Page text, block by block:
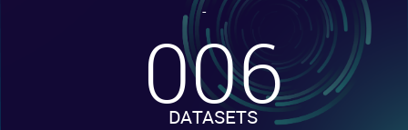
-
006
DATASETS